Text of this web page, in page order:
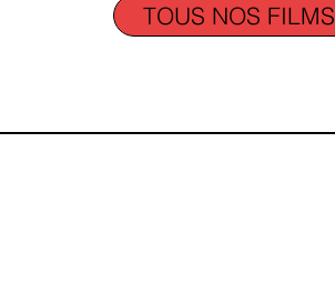
TOUS NOS FILMS